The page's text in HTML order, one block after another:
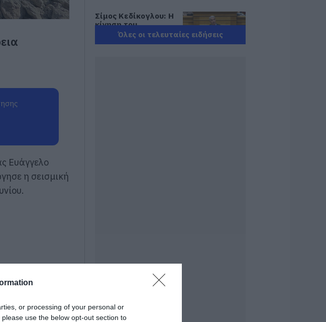
or processing of your personal or
use the below opt-out section to
Ευάγγελο
η σεισμική
Σίμος Κεδίκογλου: Η
κίνηση του
βουλευτή που
«τρέλανε»
θα έχουν ρεύμα
σήμερα στην Εύβοια
Όλες οι τελευταίες ειδήσεις